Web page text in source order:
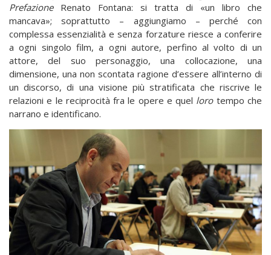
PrefazioneRenato Fontana: si tratta di «un libro che
mancava»; soprattutto – aggiungiamo – perché con
complessa essenzialità e senza forzature riesce a conferire
a ogni singolo film, a ogni autore, perfino al volto di un
attore, del suo personaggio, una collocazione, una
dimensione, una non scontata ragione d’essere all’interno di
un discorso, di una visione più stratificata che riscrive le
relazioni e le reciprocità fra le opere e quel lorotempo che
narrano e identificano.